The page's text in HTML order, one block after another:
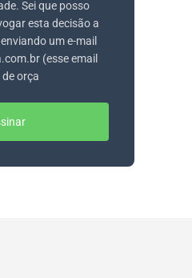
Sei que posso
esta decisão a
um e-mail
(esse email
orça